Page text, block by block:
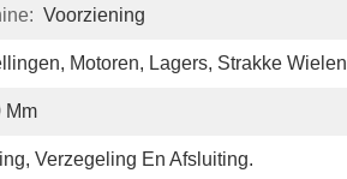
Voorziening
Motoren, Lagers, Strakke Wielen
Mm
Verzegeling En Afsluiting.